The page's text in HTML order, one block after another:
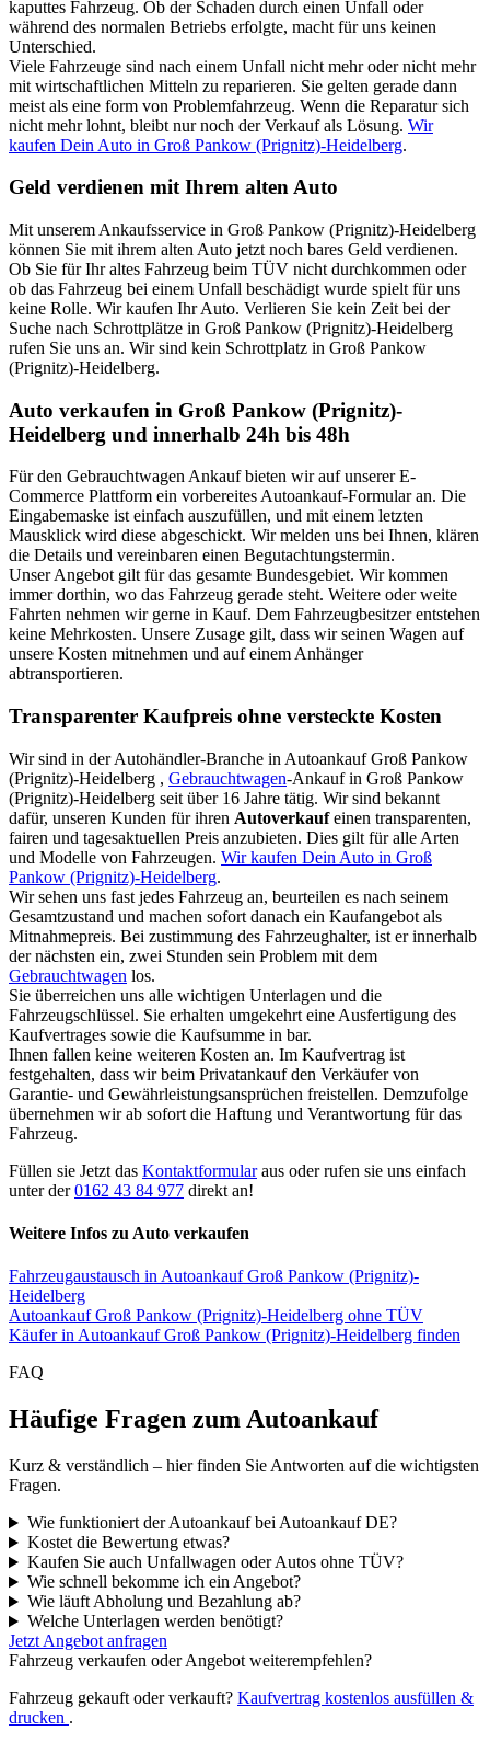
kaputtes Fahrzeug. Ob der Schaden durch einen Unfall oder
während des normalen Betriebs erfolgte, macht für uns keinen
Unterschied.
Viele Fahrzeuge sind nach einem Unfall nicht mehr oder nicht mehr
mit wirtschaftlichen Mitteln zu reparieren. Sie gelten gerade dann
meist als eine form von Problemfahrzeug. Wenn die Reparatur sich
nicht mehr lohnt, bleibt nur noch der Verkauf als Lösung. Wir
kaufen Dein Auto in Groß Pankow (Prignitz)-Heidelberg.
Geld verdienen mit Ihrem alten Auto
Mit unserem Ankaufsservice in Groß Pankow (Prignitz)-Heidelberg
können Sie mit ihrem alten Auto jetzt noch bares Geld verdienen.
Ob Sie für Ihr altes Fahrzeug beim TÜV nicht durchkommen oder
ob das Fahrzeug bei einem Unfall beschädigt wurde spielt für uns
keine Rolle. Wir kaufen Ihr Auto. Verlieren Sie kein Zeit bei der
Suche nach Schrottplätze in Groß Pankow (Prignitz)-Heidelberg
rufen Sie uns an. Wir sind kein Schrottplatz in Groß Pankow
(Prignitz)-Heidelberg.
Auto verkaufen in Groß Pankow (Prignitz)-
Heidelberg und innerhalb 24h bis 48h
Für den Gebrauchtwagen Ankauf bieten wir auf unserer E-
Commerce Plattform ein vorbereites Autoankauf-Formular an. Die
Eingabemaske ist einfach auszufüllen, und mit einem letzten
Mausklick wird diese abgeschickt. Wir melden uns bei Ihnen, klären
die Details und vereinbaren einen Begutachtungstermin.
Unser Angebot gilt für das gesamte Bundesgebiet. Wir kommen
immer dorthin, wo das Fahrzeug gerade steht. Weitere oder weite
Fahrten nehmen wir gerne in Kauf. Dem Fahrzeugbesitzer entstehen
keine Mehrkosten. Unsere Zusage gilt, dass wir seinen Wagen auf
unsere Kosten mitnehmen und auf einem Anhänger
abtransportieren.
Transparenter Kaufpreis ohne versteckte Kosten
Wir sind in der Autohändler-Branche in Autoankauf Groß Pankow
(Prignitz)-Heidelberg , Gebrauchtwagen-Ankauf in Groß Pankow
(Prignitz)-Heidelberg seit über 16 Jahre tätig. Wir sind bekannt
dafür, unseren Kunden für ihren Autoverkaufeinen transparenten,
fairen und tagesaktuellen Preis anzubieten. Dies gilt für alle Arten
und Modelle von Fahrzeugen. Wir kaufen Dein Auto in Groß
Pankow (Prignitz)-Heidelberg.
Wir sehen uns fast jedes Fahrzeug an, beurteilen es nach seinem
Gesamtzustand und machen sofort danach ein Kaufangebot als
Mitnahmepreis. Bei zustimmung des Fahrzeughalter, ist er innerhalb
der nächsten ein, zwei Stunden sein Problem mit dem
Gebrauchtwagen los.
Sie überreichen uns alle wichtigen Unterlagen und die
Fahrzeugschlüssel. Sie erhalten umgekehrt eine Ausfertigung des
Kaufvertrages sowie die Kaufsumme in bar.
Ihnen fallen keine weiteren Kosten an. Im Kaufvertrag ist
festgehalten, dass wir beim Privatankauf den Verkäufer von
Garantie- und Gewährleistungsansprüchen freistellen. Demzufolge
übernehmen wir ab sofort die Haftung und Verantwortung für das
Fahrzeug.
Füllen sie Jetzt das Kontaktformularaus oder rufen sie uns einfach
unter der0162 43 84 977 direkt an!
Weitere Infos zu Auto verkaufen
Fahrzeugaustausch in Autoankauf Groß Pankow (Prignitz)-
Heidelberg
Autoankauf Groß Pankow (Prignitz)-Heidelberg ohne TÜV
Käufer in Autoankauf Groß Pankow (Prignitz)-Heidelberg finden
FAQ
Häufige Fragen zum Autoankauf
Kurz & verständlich – hier finden Sie Antworten auf die wichtigsten
Fragen.
Wie funktioniert der Autoankauf bei Autoankauf DE?
Kostet die Bewertung etwas?
Kaufen Sie auch Unfallwagen oder Autos ohne TÜV?
Wie schnell bekomme ich ein Angebot?
Wie läuft Abholung und Bezahlung ab?
Welche Unterlagen werden benötigt?
Jetzt Angebot anfragen
Fahrzeug verkaufen oder Angebot weiterempfehlen?
Fahrzeug gekauft oder verkauft? Kaufvertrag kostenlos ausfüllen &
drucken .